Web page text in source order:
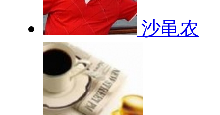
沙黾农